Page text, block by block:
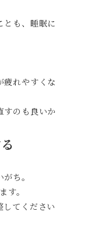
とも、睡眠に
疲れやすくな
すのも良いか
ち。
す。
してください